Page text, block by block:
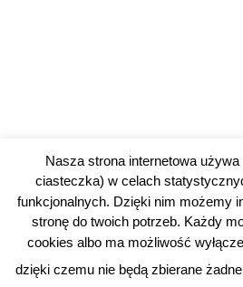
© 2026 piotrkowski24.pl |
Nasza strona internetowa
ciasteczka) w celach
funkcjonalnych. Dzięki nim możemy
stronę do twoich potrzeb. Każdy
cookies albo ma możliwość
dzięki czemu nie będą zbierane